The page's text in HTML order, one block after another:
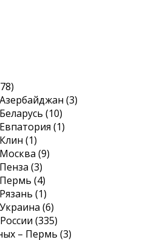
(3)
(10)
(1)
(1)
(9)
(3)
(4)
(1)
(6)
(335)
– Пермь (3)